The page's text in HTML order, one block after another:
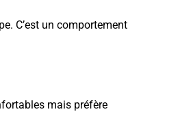
C’est un comportement
mais préfère